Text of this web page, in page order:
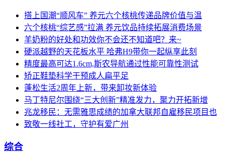
搭上国潮“顺风车” 养元六个核桃传递品牌价值与温
六个核桃“综艺感”拉满 养元饮品持续拓展消费场景
羊奶粉的好处和功效你不会还不知道吧？来~
硬派越野的天花板水平 哈弗H9带你一起纵享此刻
精度最高可达1.6cm,斯农导航通过性能可靠性测试
矫正鞋垫科学干预成人扁平足
蓬松生活2周年上新，带来卸妆新体验
马丁特尼尔围绕“三大创新”精准发力，聚力开拓新增
兆龙移民：无需雅思成绩的加拿大联邦自雇移民项目也
致敬一线社工，守护有爱广州
综合